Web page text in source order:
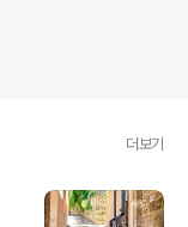
더보기